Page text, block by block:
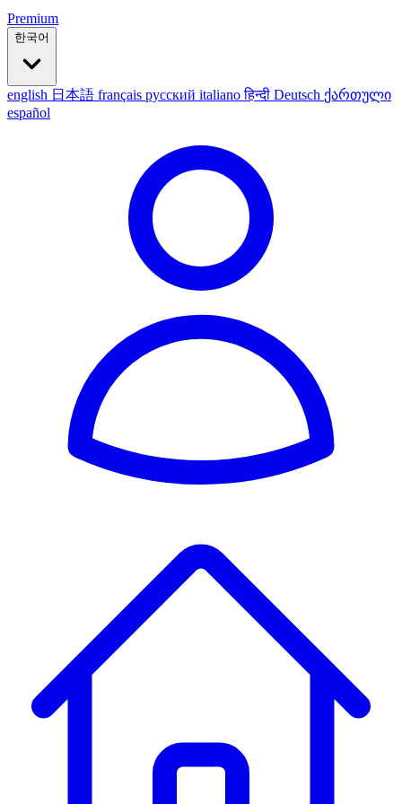
Premium
한국어
english 日本語 français русский italianoहिन्दी Deutsch ქართული
español